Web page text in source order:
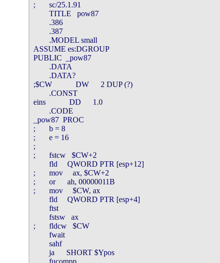
;       sc/25.1.91
        TITLE   pow87
        .386
        .387
        .MODEL small
ASSUME es:DGROUP
PUBLIC  _pow87
        .DATA
        .DATA?
;$CW            DW      2 DUP (?)
        .CONST
eins            DD      1.0
        .CODE
_pow87  PROC
;       b = 8
;       e = 16
;
;       fstcw   $CW+2
        fld     QWORD PTR [esp+12]
;       mov     ax, $CW+2
;       or      ah, 00000011B
;       mov     $CW, ax
        fld     QWORD PTR [esp+4]
        ftst
        fstsw   ax
;       fldcw   $CW
        fwait
        sahf
        ja      SHORT $Ypos
        fucompp